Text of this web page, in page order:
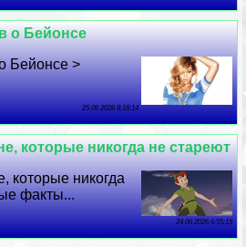
о Бейонсе
Бейонсе >
25 06 2026 8:18:14
которые никогда не стареют
которые никогда
факты...
24 06 2026 6:55:15